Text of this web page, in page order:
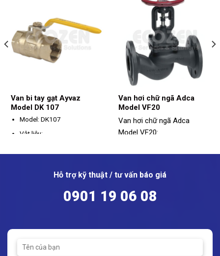
Van bi tay gạt Ayvaz
Model DK 107
Model: DK107
Vật liệu:
Thân: Đồng
Bi: Thép
Nhiệt độ tối đa: 120ºC
Van hơi chữ ngã Adca
Model VF20
Van hơi chữ ngã Adca
Model VF20:
Kích thước: DN15 - DN250
Áp suất tối đa: PN16
Hỗ trợ kỹ thuật / tư vấn báo giá
0901 19 06 08